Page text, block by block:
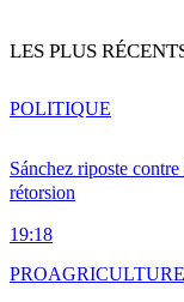
LES PLUS
Sánchez riposte
rétorsion
19:18
POLITIQUE
PRO